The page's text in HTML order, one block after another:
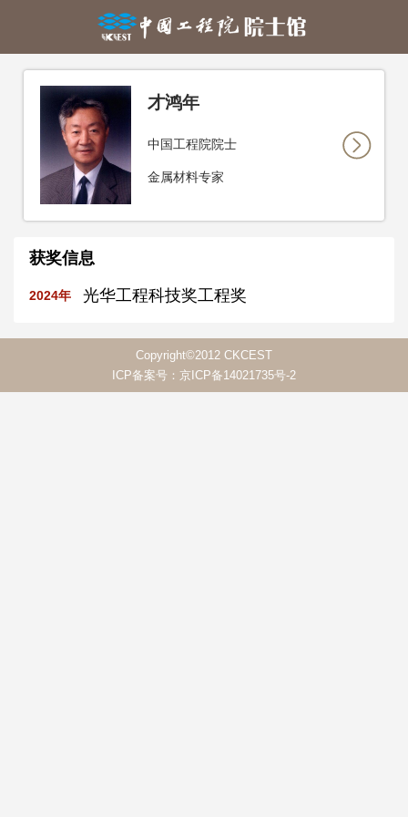
才鸿年
中国工程院院士
金属材料专家
获奖信息
2024年 光华工程科技奖工程奖
Copyright©2012 CKCEST
ICP备案号：京ICP备14021735号-2